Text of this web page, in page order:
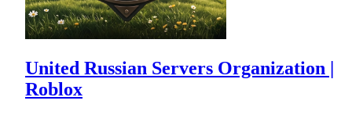
United Russian Servers Organization |
Roblox